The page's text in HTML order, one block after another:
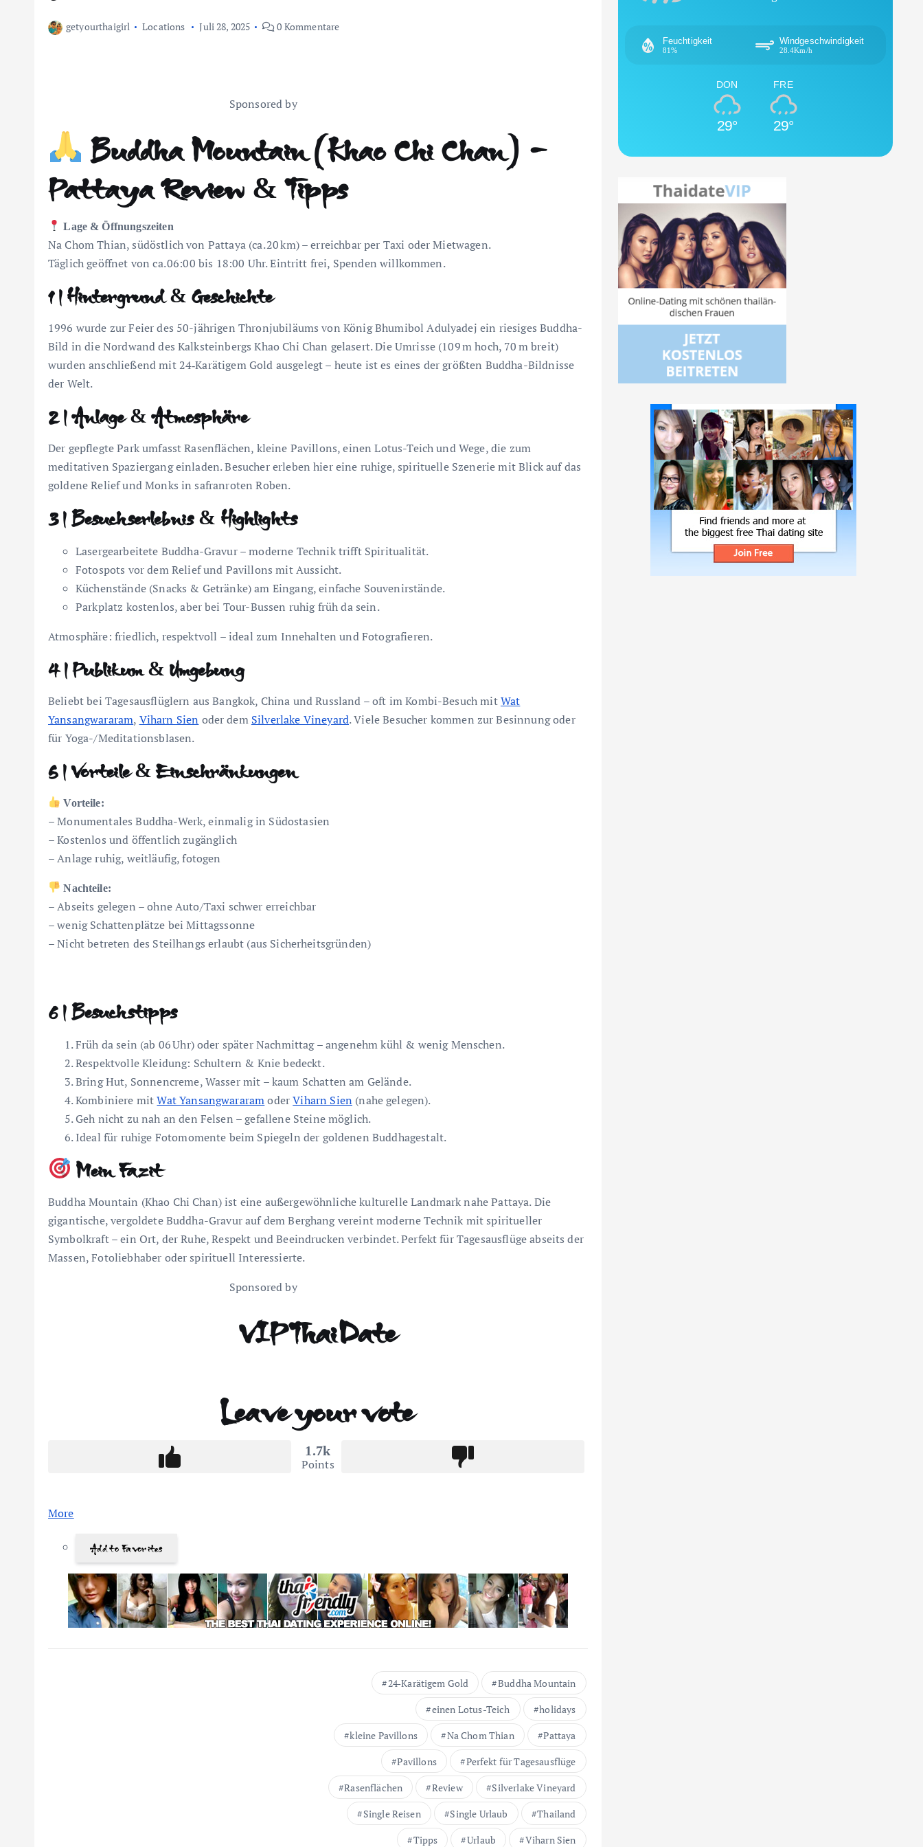
getyourthaigirl Locations Juli 28, 2025 0 Kommentare
Sponsored by
Buddha Mountain (Khao Chi Chan) –
Pattaya Review & Tipps
Lage & Öffnungszeiten
Na Chom Thian, südöstlich von Pattaya (ca. 20 km) – erreichbar per Taxi oder Mietwagen.
Täglich geöffnet von ca. 06:00 bis 18:00 Uhr. Eintritt frei, Spenden willkommen.
1 | Hintergrund & Geschichte
1996 wurde zur Feier des 50-jährigen Thronjubiläums von König Bhumibol Adulyadej ein riesiges Buddha-
Bild in die Nordwand des Kalksteinbergs Khao Chi Chan gelasert. Die Umrisse (109 m hoch, 70 m breit)
wurden anschließend mit 24‑Karätigem Gold ausgelegt – heute ist es eines der größten Buddha-Bildnisse
der Welt.
2 | Anlage & Atmosphäre
Der gepflegte Park umfasst Rasenflächen, kleine Pavillons, einen Lotus-Teich und Wege, die zum
meditativen Spaziergang einladen. Besucher erleben hier eine ruhige, spirituelle Szenerie mit Blick auf das
goldene Relief und Monks in safranroten Roben.
3 | Besuchserlebnis & Highlights
Lasergearbeitete Buddha-Gravur – moderne Technik trifft Spiritualität.
Fotospots vor dem Relief und Pavillons mit Aussicht.
Küchenstände (Snacks & Getränke) am Eingang, einfache Souvenirstände.
Parkplatz kostenlos, aber bei Tour-Bussen ruhig früh da sein.
Atmosphäre: friedlich, respektvoll – ideal zum Innehalten und Fotografieren.
4 | Publikum & Umgebung
Beliebt bei Tagesausflüglern aus Bangkok, China und Russland – oft im Kombi-Besuch mitWat
Yansangwararam, Viharn Sien oder dem Silverlake Vineyard. Viele Besucher kommen zur Besinnung oder
für Yoga-/Meditationsblasen.
5 | Vorteile & Einschränkungen
Vorteile:
– Monumentales Buddha-Werk, einmalig in Südostasien
– Kostenlos und öffentlich zugänglich
– Anlage ruhig, weitläufig, fotogen
Nachteile:
– Abseits gelegen – ohne Auto/Taxi schwer erreichbar
– wenig Schattenplätze bei Mittagssonne
– Nicht betreten des Steilhangs erlaubt (aus Sicherheitsgründen)
6 | Besuchstipps
Früh da sein (ab 06 Uhr) oder später Nachmittag – angenehm kühl & wenig Menschen.
Respektvolle Kleidung: Schultern & Knie bedeckt.
Bring Hut, Sonnencreme, Wasser mit – kaum Schatten am Gelände.
Kombiniere mitWat YansangwararamoderViharn Sien (nahe gelegen).
Geh nicht zu nah an den Felsen – gefallene Steine möglich.
Ideal für ruhige Fotomomente beim Spiegeln der goldenen Buddhagestalt.
Mein Fazit
Buddha Mountain (Khao Chi Chan) ist eine außergewöhnliche kulturelle Landmark nahe Pattaya. Die
gigantische, vergoldete Buddha-Gravur auf dem Berghang vereint moderne Technik mit spiritueller
Symbolkraft – ein Ort, der Ruhe, Respekt und Beeindrucken verbindet. Perfekt für Tagesausflüge abseits der
Massen, Fotoliebhaber oder spirituell Interessierte.
Sponsored by
VIPThaiDate
Leave your vote
1.7k
Points
More
Add to Favorites
24‑Karätigem Gold
Buddha Mountain
einen Lotus-Teich
holidays
kleine Pavillons
Na Chom Thian
Pattaya
Pavillons
Perfekt für Tagesausflüge
Rasenflächen
Review
Silverlake Vineyard
Single Reisen
Single Urlaub
Thailand
Tipps
Urlaub
Viharn Sien
Feuchtigkeit
81%
Windgeschwindigkeit
28.4Km/h
DON
29°
FRE
29°